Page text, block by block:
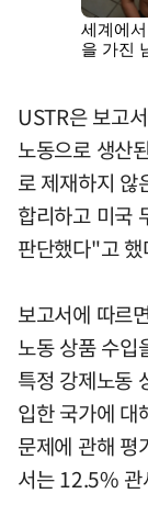
USTR은 보고
노동으로 생산
로 제재하지 않
합리하고 미국
판단했다"고 했
보고서에 따르
노동 상품 수입
특정 강제노동
입한 국가에
문제에 관해 평
서는 12.5% 관